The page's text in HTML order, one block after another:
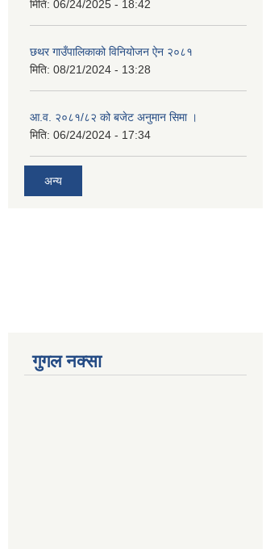
मिति: 06/24/2025 - 18:42
छथर गाउँपालिकाको विनियोजन ऐन २०८१
मिति: 08/21/2024 - 13:28
आ.व. २०८१/८२ को बजेट अनुमान सिमा ।
मिति: 06/24/2024 - 17:34
अन्य
गुगल नक्सा